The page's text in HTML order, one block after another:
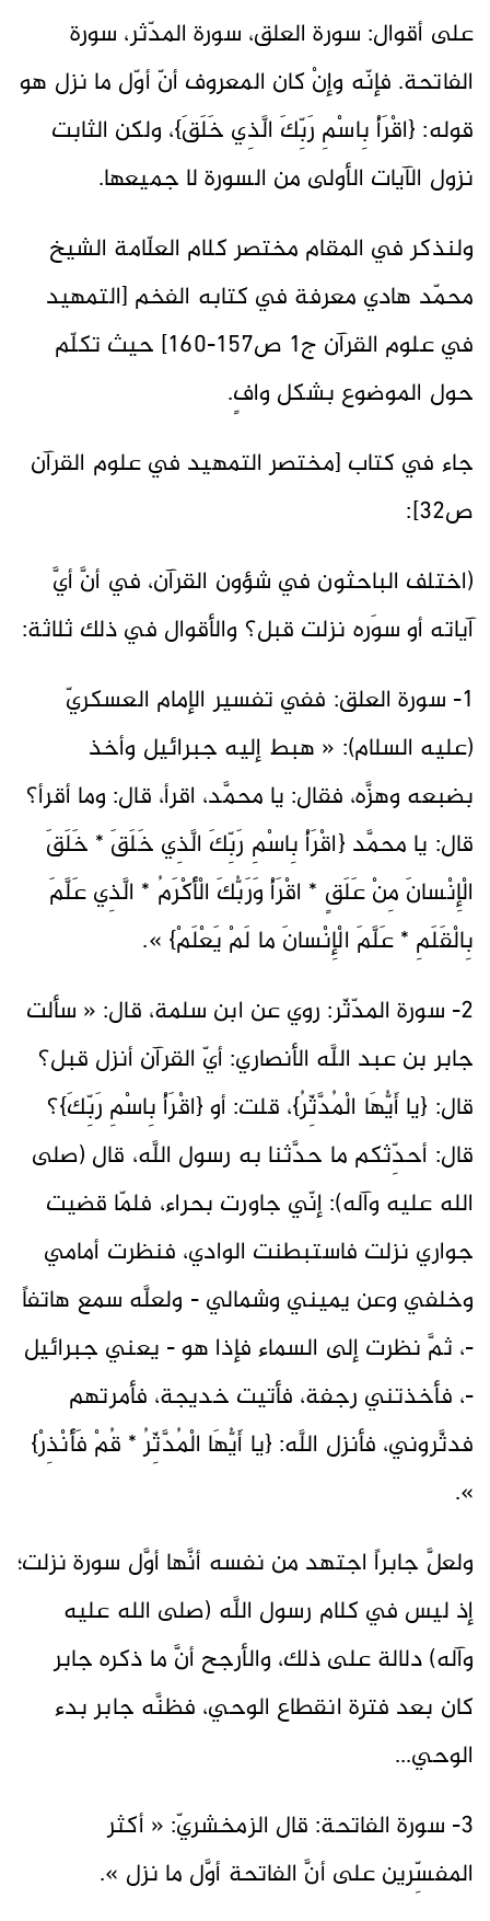
على أقوال: سورة العلق، سورة المدّثر، سورة
الفاتحة. فإنّه وإنْ كان المعروف أنّ أوّل ما نزل هو
قوله: {اقْرَأْ بِاسْمِ رَبِّكَ الَّذِي خَلَقَ}، ولكن الثابت
نزول الآيات الأولى من السورة لا جميعها.
ولنذكر في المقام مختصر كلام العلّامة الشيخ
محمّد هادي معرفة في كتابه الفخم [التمهيد
في علوم القرآن ج1 ص157-160] حيث تكلّم
حول الموضوع بشكل وافٍ.
جاء في كتاب [مختصر التمهيد في علوم القرآن
ص32]:
(اختلف الباحثون في شؤون القرآن، في أنَّ أيَّ
آياته أو سوَره نزلت قبل؟ والأقوال في ذلك ثلاثة:
1- سورة العلق: ففي تفسير الإمام العسكريّ
(عليه السلام): « هبط إليه جبرائيل وأخذ
بضبعه وهزَّه، فقال: يا محمَّد، اقرأ، قال: وما أقرأ؟
قال: يا محمَّد {اقْرَأْ بِاسْمِ رَبِّكَ الَّذِي خَلَقَ * خَلَقَ
الْإِنْسانَ مِنْ عَلَقٍ * اقْرَأْ وَرَبُّكَ الْأَكْرَمُ * الَّذِي عَلَّمَ
بِالْقَلَمِ * عَلَّمَ الْإِنْسانَ ما لَمْ يَعْلَمْ} ».
2- سورة المدّثّر: روي عن ابن سلمة، قال: « سألت
جابر بن عبد اللَّه الأنصاري: أيّ القرآن أنزل قبل؟
قال: {يا أَيُّهَا الْمُدَّثِّرُ}، قلت: أو {اقْرَأْ بِاسْمِ رَبِّكَ}؟
قال: أحدِّثكم ما حدَّثنا به رسول اللَّه، قال (صلى
الله عليه وآله): إنّي جاورت بحراء، فلمّا قضيت
جواري نزلت فاستبطنت الوادي، فنظرت أمامي
وخلفي وعن يميني وشمالي - ولعلَّه سمع هاتفاً
-، ثمَّ نظرت إلى السماء فإذا هو - يعني جبرائيل
-، فأخذتني رجفة، فأتيت خديجة، فأمرتهم
فدثَّروني، فأنزل اللَّه: {يا أَيُّهَا الْمُدَّثِّرُ * قُمْ فَأَنْذِرْ}
».
ولعلَّ جابراً اجتهد من نفسه أنَّها أوَّل سورة نزلت؛
إذ ليس في كلام رسول اللَّه (صلى الله عليه
وآله) دلالة على ذلك، والأرجح أنَّ ما ذكره جابر
كان بعد فترة انقطاع الوحي، فظنَّه جابر بدء
الوحي...
3- سورة الفاتحة: قال الزمخشريّ: « أكثر
المفسِّرين على أنَّ الفاتحة أوَّل ما نزل ».